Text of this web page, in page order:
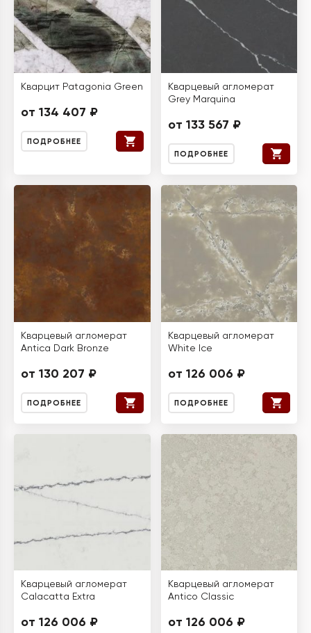
Кварцит Patagonia Green
от 134 407 ₽
ПОДРОБНЕЕ
Кварцевый агломерат
Grey Marquina
от 133 567 ₽
ПОДРОБНЕЕ
Кварцевый агломерат
Antica Dark Bronze
от 130 207 ₽
ПОДРОБНЕЕ
Кварцевый агломерат
White Ice
от 126 006 ₽
ПОДРОБНЕЕ
Кварцевый агломерат
Calacatta Extra
от 126 006 ₽
Кварцевый агломерат
Antico Classic
от 126 006 ₽